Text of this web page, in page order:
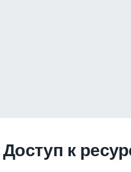
Доступ к